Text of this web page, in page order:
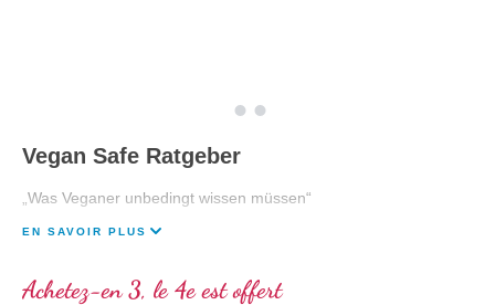
Vegan Safe Ratgeber
„Was Veganer unbedingt wissen müssen“
EN SAVOIR PLUS
Achetez-en 3, le 4e est offert